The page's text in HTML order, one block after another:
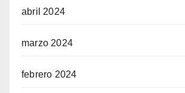
abril 2024
marzo 2024
febrero 2024